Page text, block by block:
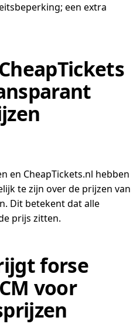
een extra
en CheapTickets.nl hebben
te zijn over de prijzen van
Dit betekent dat alle
prijs zitten.
forse
voor